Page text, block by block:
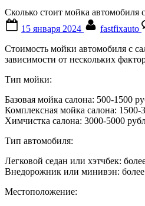
Сколько стоит мойка автомобиля
on
15 января 2024 fastfixauto
Стоимость мойки автомобиля с
зависимости от нескольких
Тип мойки:
Базовая мойка салона: 500-1500
Комплексная мойка салона: 1500-
Химчистка салона: 3000-5000
Тип автомобиля:
Легковой седан или хэтчбек:
Внедорожник или минивэн: более
Местоположение: